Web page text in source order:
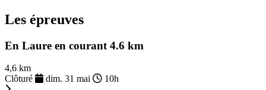
Les épreuves
En Laure en courant 4.6 km
4,6 km
Clôturé
dim. 31 mai 10h